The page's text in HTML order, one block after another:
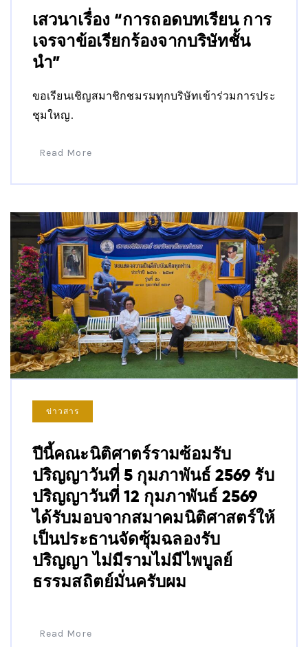
เสวนาเรื่อง “การถอดบทเรียน การ
เจรจาข้อเรียกร้องจากบริษัทชั้น
นำ”
ขอเรียนเชิญสมาชิกชมรมทุกบริษัทเข้าร่วมการประ
ชุมใหญ.
Read More
ข่าวสาร
ปีนี้คณะนิติศาตร์รามซ้อมรับ
ปริญญาวันที่ 5 กุมภาพันธ์ 2569 รับ
ปริญญาวันที่ 12 กุมภาพันธ์ 2569
ได้รับมอบจากสมาคมนิติศาสตร์ให้
เป็นประธานจัดซุ้มฉลองรับ
ปริญญา ไม่มีรามไม่มีไพบูลย์
ธรรมสถิตย์มั่นครับผม
Read More